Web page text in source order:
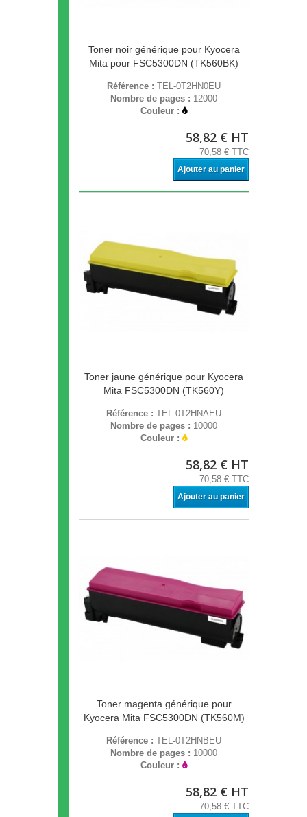
Toner noir générique pour Kyocera
Mita pour FSC5300DN (TK560BK)
Référence : TEL-0T2HN0EU
Nombre de pages : 12000
Couleur :
58,82 € HT
70,58 € TTC
Ajouter au panier
Toner jaune générique pour Kyocera
Mita FSC5300DN (TK560Y)
Référence : TEL-0T2HNAEU
Nombre de pages : 10000
Couleur :
58,82 € HT
70,58 € TTC
Ajouter au panier
Toner magenta générique pour
Kyocera Mita FSC5300DN (TK560M)
Référence : TEL-0T2HNBEU
Nombre de pages : 10000
Couleur :
58,82 € HT
70,58 € TTC